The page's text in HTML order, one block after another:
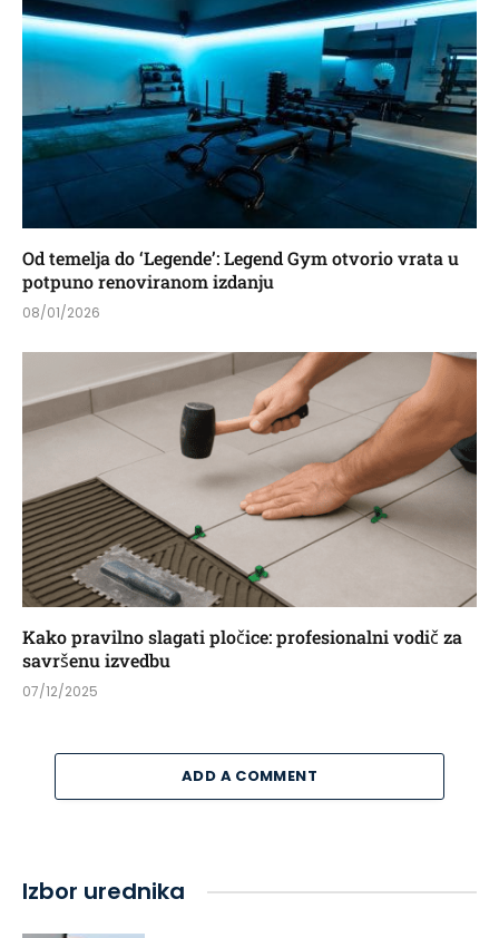
Od temelja do ‘Legende’: Legend Gym otvorio vrata u
potpuno renoviranom izdanju
08/01/2026
Kako pravilno slagati pločice: profesionalni vodič za
savršenu izvedbu
07/12/2025
ADD A COMMENT
Izbor urednika